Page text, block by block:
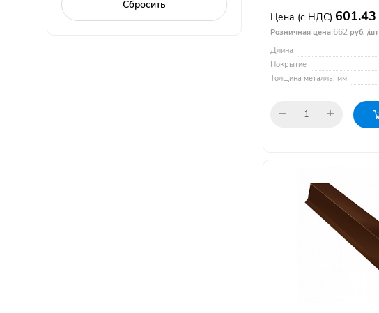
Цена (с НДС) 601.43
Розничная цена 662 руб. /шт
Длина
Покрытие
Толщина металла, мм